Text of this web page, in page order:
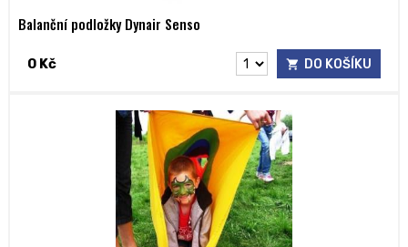
Balanční podložky Dynair Senso
0 Kč DO KOŠÍKU